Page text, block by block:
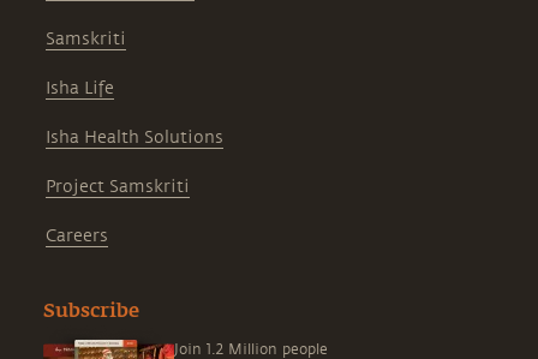
Samskriti
Isha Life
Isha Health Solutions
Project Samskriti
Careers
Subscribe
Join 1.2 Million people